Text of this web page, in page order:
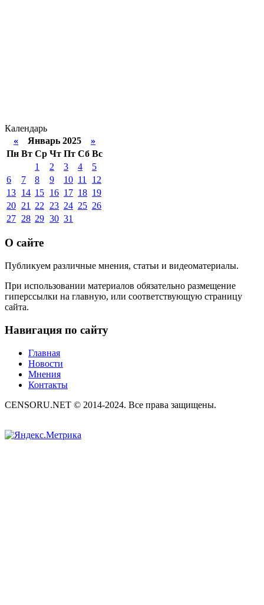
Календарь
« Январь 2025 »
Пн Вт Ср Чт Пт Сб Вс
1
2 3 4
5
6
7 8 9 10 11
12
13 14 15 16 17 18 19
20 21 22 23 24 25 26
27 28 29 30 31
О сайте
Публикуем различные мнения, статьи и видеоматериалы.
При использовании материалов обязательно размещение
гиперссылки на главную, или соответствующую страницу
сайта.
Навигация по сайту
Главная
Новости
Мнения
Контакты
CENSORU.NET © 2014-2024. Все права защищены.